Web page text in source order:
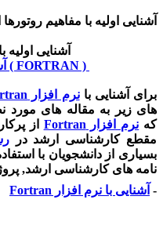
3- آشنایی
آشنایی با زبان برنامه‌نویسی فرترن ( FORTRAN )
برای آشنایی بانرم افزار
های زیر به مقاله های مورد
که نرم افزار Fortran از
مقطع کارشناسی ارشد در
بسیاری از دانشجویان با
نامه های کارشناسی ارشد,
- آشنایی با نرم افزار Fortran